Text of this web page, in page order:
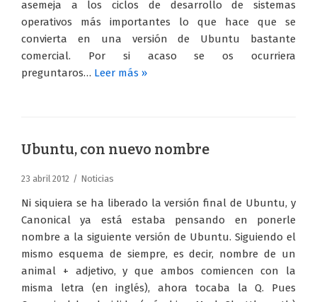
asemeja a los ciclos de desarrollo de sistemas
operativos más importantes lo que hace que se
convierta en una versión de Ubuntu bastante
comercial. Por si acaso se os ocurriera
preguntaros… Leer más »
Ubuntu, con nuevo nombre
23 abril 2012 Noticias
Ni siquiera se ha liberado la versión final de Ubuntu, y
Canonical ya está estaba pensando en ponerle
nombre a la siguiente versión de Ubuntu. Siguiendo el
mismo esquema de siempre, es decir, nombre de un
animal + adjetivo, y que ambos comiencen con la
misma letra (en inglés), ahora tocaba la Q. Pues